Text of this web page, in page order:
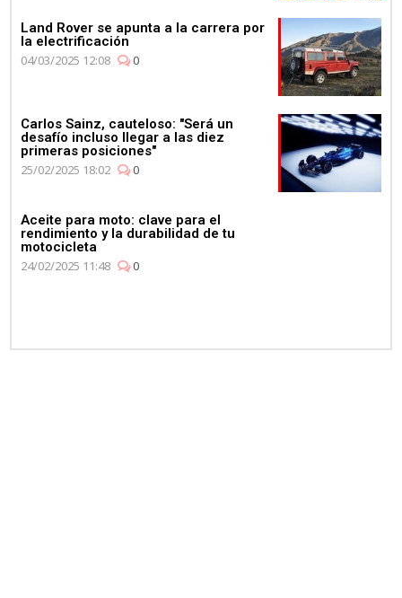
Land Rover se apunta a la carrera por
la electrificación
04/03/2025 12:08
0
Carlos Sainz, cauteloso: "Será un
desafío incluso llegar a las diez
primeras posiciones"
25/02/2025 18:02
0
Aceite para moto: clave para el
rendimiento y la durabilidad de tu
motocicleta
24/02/2025 11:48
0